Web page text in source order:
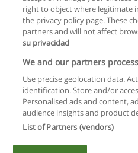
Правила
Напишите
Copyright © Educaedu
right to object where legitimate
the privacy policy page. These
partners and will not affect
su privacidad
We and our partners
Use precise geolocation data.
identification. Store and/or
Personalised ads and content,
audience insights and product
List of Partners (vendors)